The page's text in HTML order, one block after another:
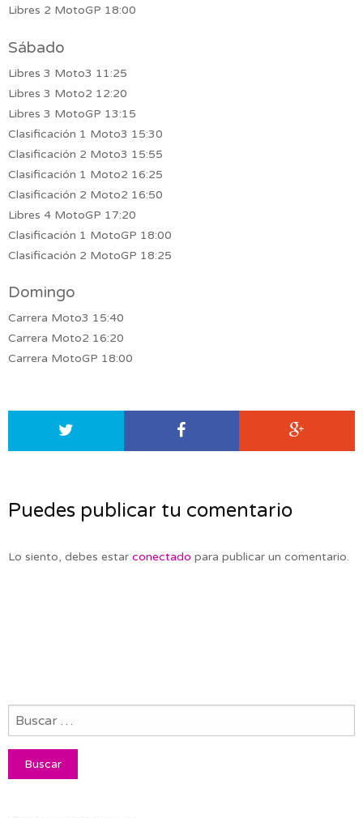
Libres 2 MotoGP 18:00
Sábado
Libres 3 Moto3 11:25
Libres 3 Moto2 12:20
Libres 3 MotoGP 13:15
Clasificación 1 Moto3 15:30
Clasificación 2 Moto3 15:55
Clasificación 1 Moto2 16:25
Clasificación 2 Moto2 16:50
Libres 4 MotoGP 17:20
Clasificación 1 MotoGP 18:00
Clasificación 2 MotoGP 18:25
Domingo
Carrera Moto3 15:40
Carrera Moto2 16:20
Carrera MotoGP 18:00
Puedes publicar tu comentario
Lo siento, debes estar conectado para publicar un comentario.